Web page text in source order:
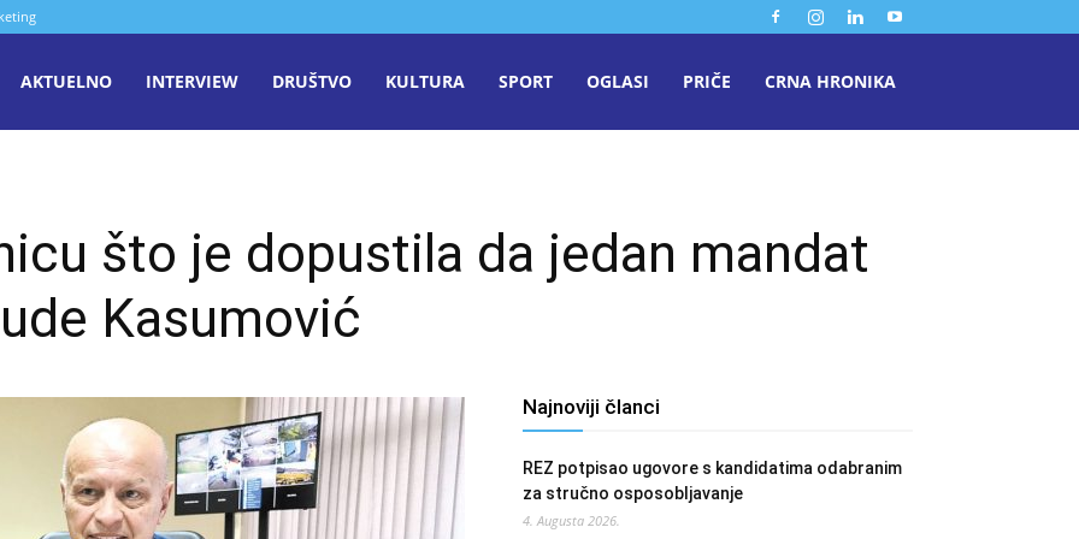
AKTUELNO INTERVIEW DRUŠTVO KULTURA SPORT OGLASI PRIČE CRNA HRONIKA
što je dopustila da jedan mandat
Kasumović
Najnoviji članci
REZ potpisao ugovore s kandidatima odabranim
za stručno osposobljavanje
4. Augusta 2026.